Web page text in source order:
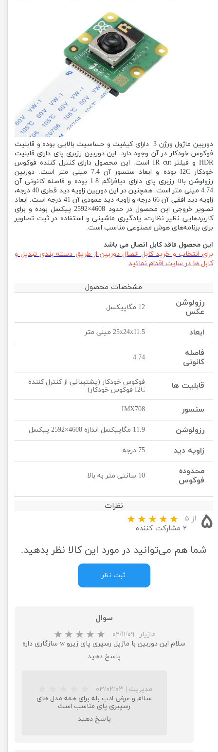
دوربین ماژول ورژن 3 دارای کیفیت و حساسیت بالایی بوده و قابلیت
فوکوس خودکار در آن وجود دارد. این دوربین رزبری پای دارای قابلیت
HDR و فیلتر IR cut است. این محصول دارای کنترل کننده فوکوس
خودکار I2C بوده و ابعاد سنسور آن 7.4 میلی متر است. دوربین
رزولوشن بالا رزبری پای دارای دیافراگم 1.8 بوده و فاصله کانونی آن
4.74 میلی متر است. همچنین در این دوربین زاویه دید قطری 40 درجه،
زاویه دید افقی آن 66 درجه و زاویه دید عمودی آن 41 درجه است. ابعاد
تصویر خروجی این محصول در حدود 4608×2592 پیکسل بوده و برای
کاربردهایی نظیر نظارت، یادگیری ماشینی و استفاده در ثبت تصاویر
برای برنامه‌های هوش مصنوعی مناسب است.
این محصول فاقد کابل اتصال می باشد
برای انتخاب و خرید کابل اتصال دوربین از طریق دسته بندی تبدیل و
کابل ها در سایت اقدام نمائید
مشخصات محصول
رزولوشن
عکس
12 مگاپیکسل
ابعاد 25x24x11.5 میلی متر
فاصله
کانونی
4.74
قابلیت ها
فوکوس خودکار (پشتیبانی از کنترل کننده
I2C فوکوس خودکار)
سنسور IMX708
رزولوشن 11.9 مگاپیکسل اندازه 4608×2592 پیکسل
زاویه دید 75 درجه
محدوده
فوکوس
10 سانتی متر به بالا
نظرات
۵ از ۵
۲ مشارکت کننده
شما هم می‌توانید در مورد این کالا نظر بدهید.
ثبت نظر
سوال
مازیار | ۰۲/۱۱/۰۹
سلام این دوربین با ماژپل رسپری پای زیرو w سازگاری داره
پاسخ دهید
مدیریت | ۰۳/۰۲/۰۳
سلام و عرض ادب بله برای همه مدل های
رسپبری پای مناسب است
پاسخ دهید